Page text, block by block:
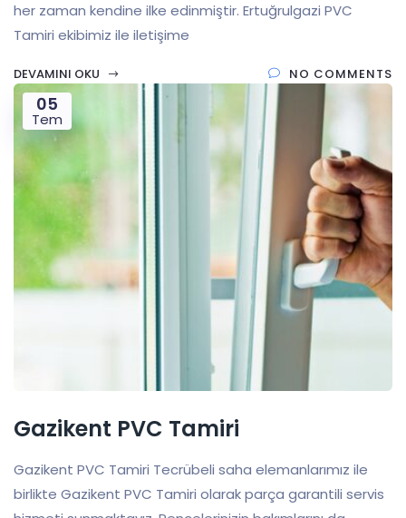
her zaman kendine ilke edinmiştir. Ertuğrulgazi PVC
Tamiri ekibimiz ile iletişime
DEVAMINI OKU NO COMMENTS
05
Tem
Gazikent PVC Tamiri
Gazikent PVC Tamiri Tecrübeli saha elemanlarımız ile
birlikte Gazikent PVC Tamiri olarak parça garantili servis